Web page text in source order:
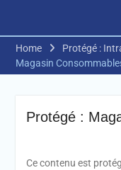
Home Protégé :
Magasin
Protégé :
Ce contenu est